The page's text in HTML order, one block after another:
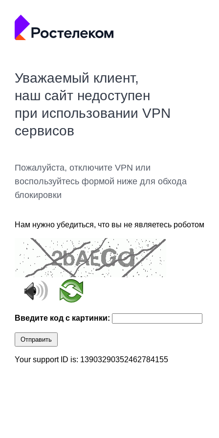
Уважаемый клиент,
наш сайт недоступен
при использовании VPN
сервисов
Пожалуйста, отключите VPN или
воспользуйтесь формой ниже для обхода
блокировки
Нам нужно убедиться, что вы не являетесь роботом
Введите код с картинки:
Отправить
Your support ID is: 13903290352462784155